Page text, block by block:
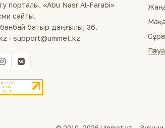
порталы. «Abu Nasr Al-Farabi»
сайты.
батыр даңғылы, 36.
· support@ummet.kz
Пәтуа